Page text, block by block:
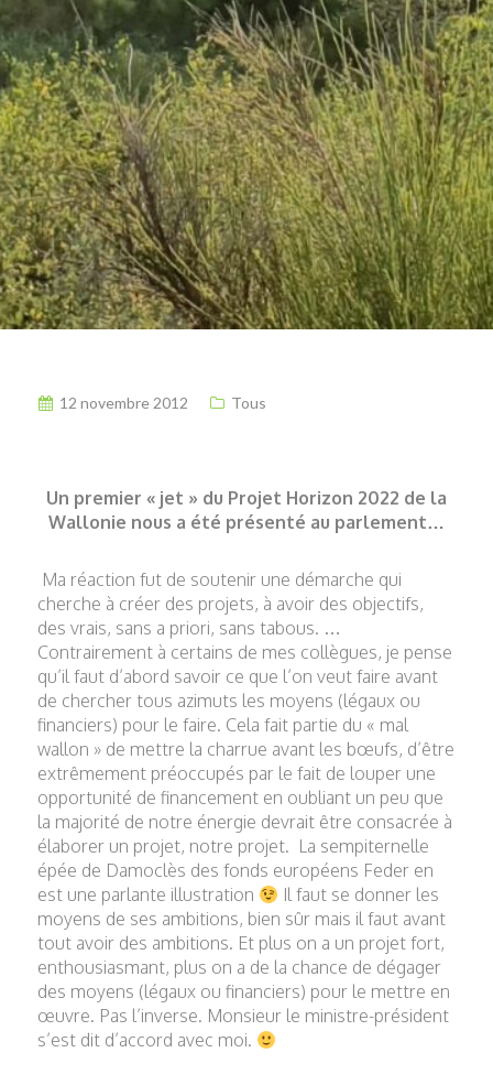
12 novembre 2012 Tous
Un premier « jet » du Projet Horizon 2022 de la
Wallonie nous a été présenté au parlement…
Ma réaction fut de soutenir une démarche qui
cherche à créer des projets, à avoir des objectifs,
des vrais, sans a priori, sans tabous. …
Contrairement à certains de mes collègues, je pense
qu’il faut d’abord savoir ce que l’on veut faire avant
de chercher tous azimuts les moyens (légaux ou
financiers) pour le faire. Cela fait partie du « mal
wallon » de mettre la charrue avant les bœufs, d’être
extrêmement préoccupés par le fait de louper une
opportunité de financement en oubliant un peu que
la majorité de notre énergie devrait être consacrée à
élaborer un projet, notre projet. La sempiternelle
épée de Damoclès des fonds européens Feder en
est une parlante illustration
Il faut se donner les
moyens de ses ambitions, bien sûr mais il faut avant
tout avoir des ambitions. Et plus on a un projet fort,
enthousiasmant, plus on a de la chance de dégager
des moyens (légaux ou financiers) pour le mettre en
œuvre. Pas l’inverse. Monsieur le ministre-président
s’est dit d’accord avec moi.